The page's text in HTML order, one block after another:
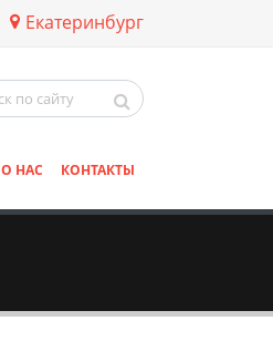
Екатеринбург
О НАС КОНТАКТЫ